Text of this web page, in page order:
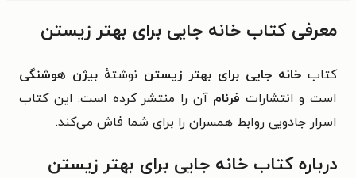
معرفی کتاب خانه جایی برای بهتر زیستن
کتاب خانه جایی برای بهتر زیستن نوشتهٔ بیژن هوشنگی
است و انتشارات فرنامآن را منتشر کرده است. این کتاب
اسرار جادویی روابط همسران را برای شما فاش می‌کند.
درباره کتاب خانه جایی برای بهتر زیستن